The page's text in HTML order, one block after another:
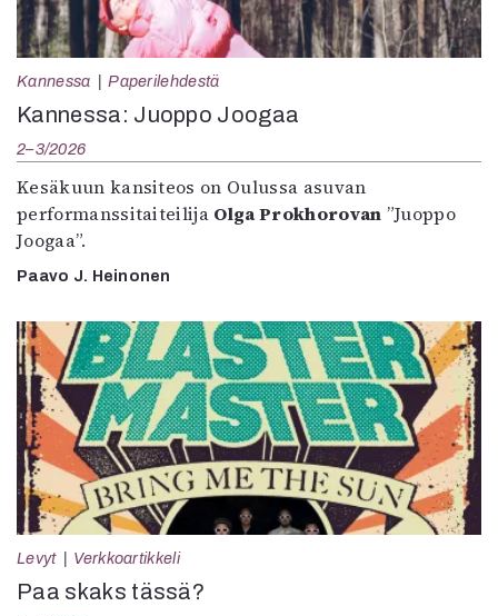
Kannessa Paperilehdestä
Kannessa: Juoppo Joogaa
2–3/2026
Kesäkuun kansiteos on Oulussa asuvan
performanssitaiteilija Olga Prokhorovan ”Juoppo
Joogaa”.
Paavo J. Heinonen
Levyt Verkkoartikkeli
Paa skaks tässä?